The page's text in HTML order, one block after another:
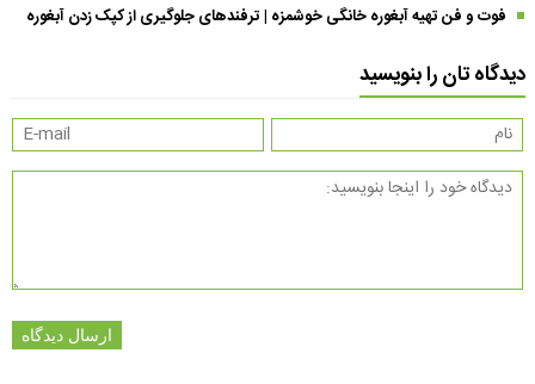
فوت و فن تهیه آبغوره خانگی خوشمزه | ترفندهای جلوگیری از کپک زدن آبغوره
دیدگاه تان را بنویسید
ارسال دیدگاه